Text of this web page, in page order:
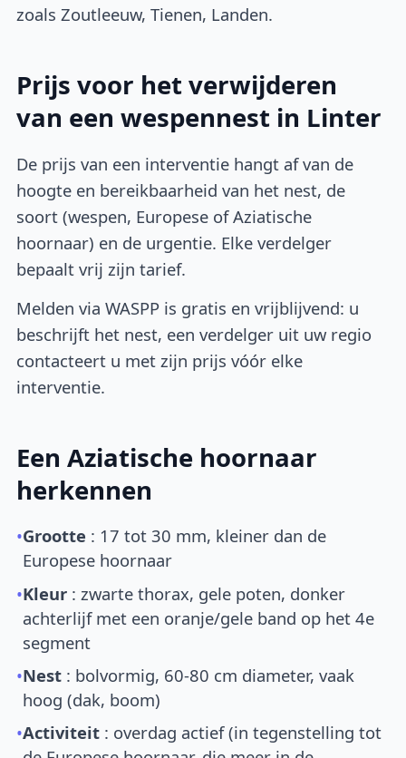
zoals Zoutleeuw, Tienen, Landen.
Prijs voor het verwijderen
van een wespennest in Linter
De prijs van een interventie hangt af van de
hoogte en bereikbaarheid van het nest, de
soort (wespen, Europese of Aziatische
hoornaar) en de urgentie. Elke verdelger
bepaalt vrij zijn tarief.
Melden via WASPP is gratis en vrijblijvend: u
beschrijft het nest, een verdelger uit uw regio
contacteert u met zijn prijs vóór elke
interventie.
Een Aziatische hoornaar
herkennen
•Grootte : 17 tot 30 mm, kleiner dan de
Europese hoornaar
•Kleur : zwarte thorax, gele poten, donker
achterlijf met een oranje/gele band op het 4e
segment
•Nest : bolvormig, 60-80 cm diameter, vaak
hoog (dak, boom)
•Activiteit : overdag actief (in tegenstelling tot